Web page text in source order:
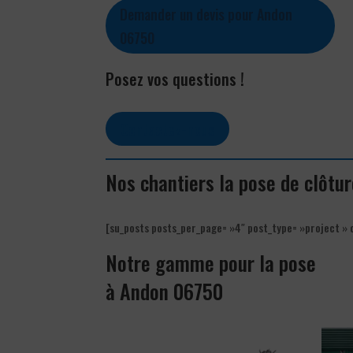
Posez vos questions !
Nos chantiers la pose de
[su_posts posts_per_page= »4″ post_type= »project
Notre gamme pour la pose
à Andon 06750